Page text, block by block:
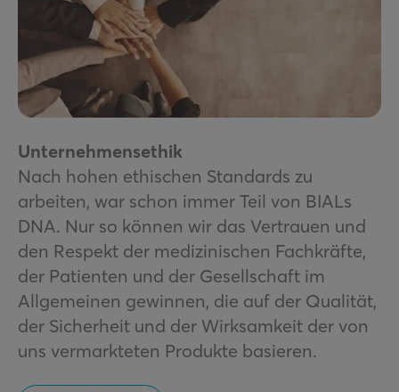
Unternehmensethik
Nach hohen ethischen Standards zu
arbeiten, war schon immer Teil von BIALs
DNA. Nur so können wir das Vertrauen und
den Respekt der medizinischen Fachkräfte,
der Patienten und der Gesellschaft im
Allgemeinen gewinnen, die auf der Qualität,
der Sicherheit und der Wirksamkeit der von
uns vermarkteten Produkte basieren.